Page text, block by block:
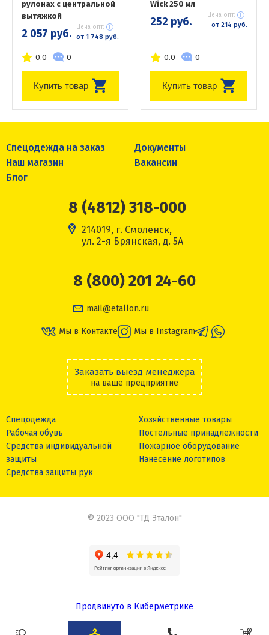
рулонах с центральной
вытяжкой
2 057 руб. Цена опт:
от 1 748 руб.
0.0 0
Купить товар
Wick 250 мл
252 руб. Цена опт:
от 214 руб.
0.0 0
Купить товар
Спецодежда на заказ
Документы
Наш магазин
Вакансии
Блог
8 (4812) 318-000
214019, г. Смоленск,
ул. 2-я Брянская, д. 5А
8 (800) 201 24-60
mail@etallon.ru
Мы в Контакте Мы в Instagram
Заказать выезд менеджера
на ваше предприятие
Спецодежда
Рабочая обувь
Средства индивидуальной
защиты
Средства защиты рук
Хозяйственные товары
Постельные принадлежности
Пожарное оборудование
Нанесение логотипов
© 2023 ООО "ТД Эталон"
Продвинуто в Киберметрике
Сделано в